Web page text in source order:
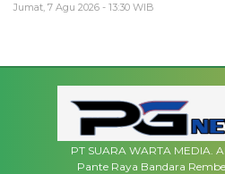
Jumat, 7 Agu 2026 - 13:30 WIB
PT SUARA WARTA MEDIA.
Pante Raya Bandara